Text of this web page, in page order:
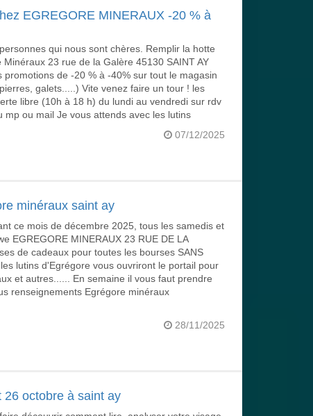
EGREGORE MINERAUX -20 % à
qui nous sont chères. Remplir la hotte
23 rue de la Galère 45130 SAINT AY
promotions de -20 % à -40% sur tout le magasin
galets.....) Vite venez faire un tour ! les
libre (10h à 18 h) du lundi au vendredi sur rdv
ou mail Je vous attends avec les lutins
07/12/2025
minéraux saint ay
ce mois de décembre 2025, tous les samedis et
EGREGORE MINERAUX 23 RUE DE LA
de cadeaux pour toutes les bourses SANS
lutins d'Egrégore vous ouvriront le portail pour
et autres...... En semaine il vous faut prendre
renseignements Egrégore minéraux
28/11/2025
octobre à saint ay